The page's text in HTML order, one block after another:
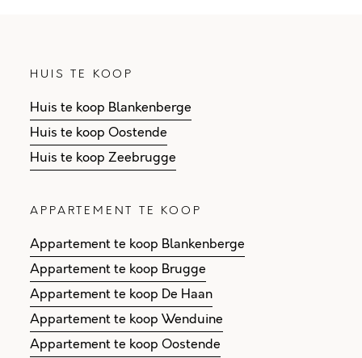
HUIS TE KOOP
Huis te koop Blankenberge
Huis te koop Oostende
Huis te koop Zeebrugge
APPARTEMENT TE KOOP
Appartement te koop Blankenberge
Appartement te koop Brugge
Appartement te koop De Haan
Appartement te koop Wenduine
Appartement te koop Oostende